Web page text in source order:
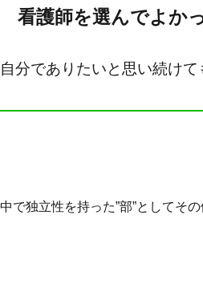
看護師を選んでよか
分でありたいと思い続けて
で独立性を持った”部”としてそ